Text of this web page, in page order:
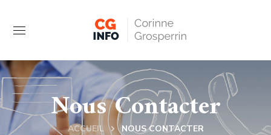
Nous Contacter
ACCUEIL NOUS CONTACTER